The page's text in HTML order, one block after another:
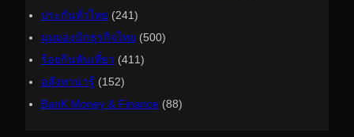
ประกันทั่วไทย (241)
มุมมองนักธุรกิจไทย (500)
ร้อยกินพันเที่ยว (411)
อสังหาน่ารู้ (152)
ฺBanK Money & Finance (88)